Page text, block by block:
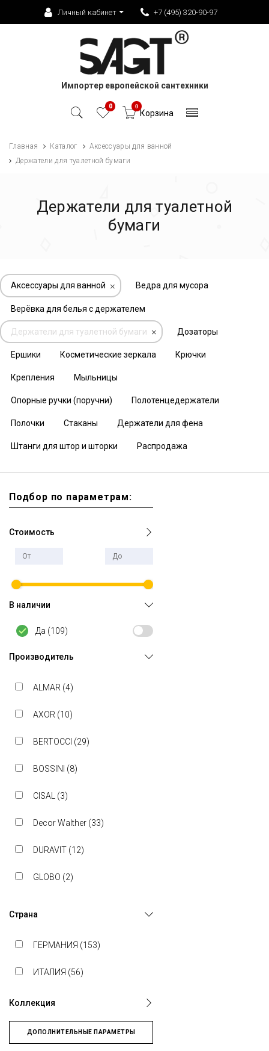
Личный кабинет +7 (495) 320-90-97
Импортер европейской сантехники
0 0
Корзина
Главная Каталог
Аксессуары для ванной
Держатели для туалетной бумаги
Держатели для туалетной
бумаги
Аксессуары для ванной Ведра для мусора
Верёвка для белья с держателем
Держатели для туалетной бумаги Дозаторы
Ершики Косметические зеркала Крючки
Крепления Мыльницы
Опорные ручки (поручни) Полотенцедержатели
Полочки Стаканы Держатели для фена
Штанги для штор и шторки Распродажа
Подбор по параметрам:
Стоимость
В наличии
Да (109)
Производитель
ALMAR (4)
AXOR (10)
BERTOCCI (29)
BOSSINI (8)
CISAL (3)
Decor Walther (33)
DURAVIT (12)
GLOBO (2)
Страна
ГЕРМАНИЯ (153)
ИТАЛИЯ (56)
Коллекция
ДОПОЛНИТЕЛЬНЫЕ ПАРАМЕТРЫ